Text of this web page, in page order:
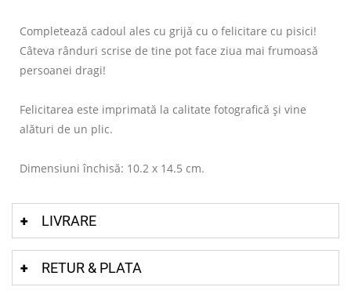
Completează cadoul ales cu grijă cu o felicitare cu pisici!
Câteva rânduri scrise de tine pot face ziua mai frumoasă
persoanei dragi!
Felicitarea este imprimată la calitate fotografică și vine
alături de un plic.
Dimensiuni închisă: 10.2 x 14.5 cm.
LIVRARE
RETUR & PLATA